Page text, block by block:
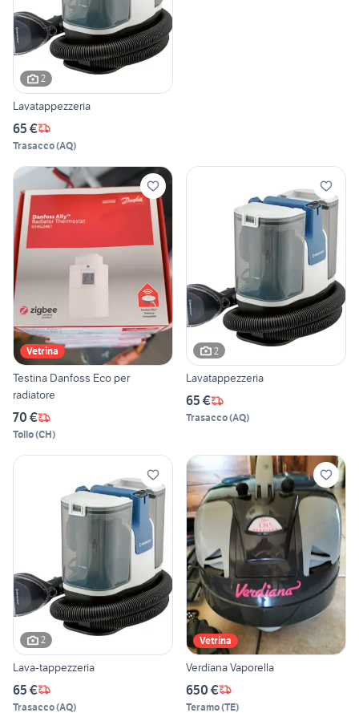
2
Lavatappezzeria
65 €
Trasacco(AQ)
Vetrina
Testina Danfoss Eco per
radiatore
70 €
Tollo(CH)
2
Lavatappezzeria
65 €
Trasacco(AQ)
2
Lava-tappezzeria
65 €
Trasacco(AQ)
Vetrina
Verdiana Vaporella
650 €
Teramo(TE)